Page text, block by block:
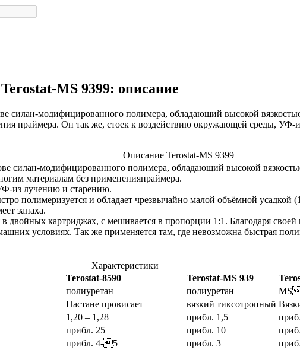
MS 9399: описание
силан-модифицированного полимера, обладающий высокой
праймера. Он так же, стоек к воздействию окружающей среды, УФ-
Описание Terostat-MS 9399
силан-модифицированного полимера, обладающий высокой
материалам без примененияпраймера.
из лучению и старению.
полимеризуется и обладает чрезвычайно малой объёмной
запаха.
в двойных картриджах, с мешивается в пропорции 1:1. Благодаря
условиях. Так же применяется там, где невозможна быстрая
Характеристики
Terostat-8590 Terostat-MS 939
полиуретан полиуретан MS
Пастане провисает вязкий тиксотропный
1,20 – 1,28 прибл. 1,5
прибл. 25 прибл. 10
прибл. 4-5 прибл. 3